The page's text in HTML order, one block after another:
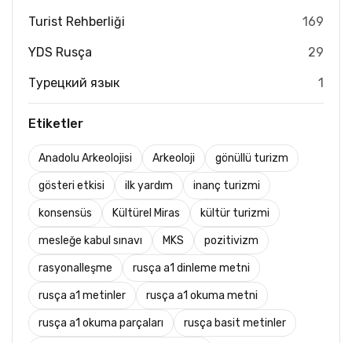
Turist Rehberliği 169
YDS Rusça 29
Турецкий язык 1
Etiketler
Anadolu Arkeolojisi Arkeoloji gönüllü turizm
gösteri etkisi ilk yardım inanç turizmi
konsensüs Kültürel Miras kültür turizmi
mesleğe kabul sınavı MKS pozitivizm
rasyonalleşme rusça a1 dinleme metni
rusça a1 metinler rusça a1 okuma metni
rusça a1 okuma parçaları rusça basit metinler